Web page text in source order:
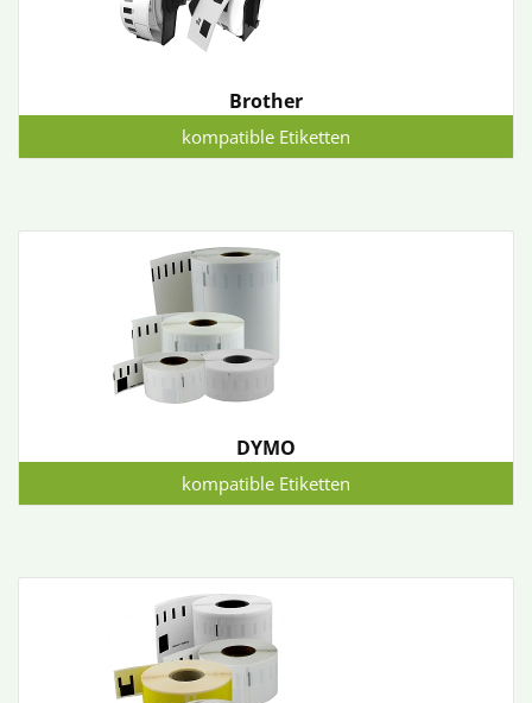
Brother
kompatible Etiketten
DYMO
kompatible Etiketten